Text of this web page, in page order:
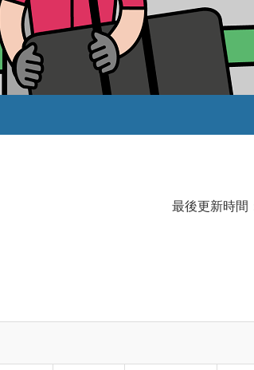
最後更新時間